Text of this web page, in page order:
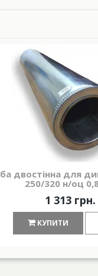
двостінна для
250/320 н/оц
1 313 грн.
КУПИТИ